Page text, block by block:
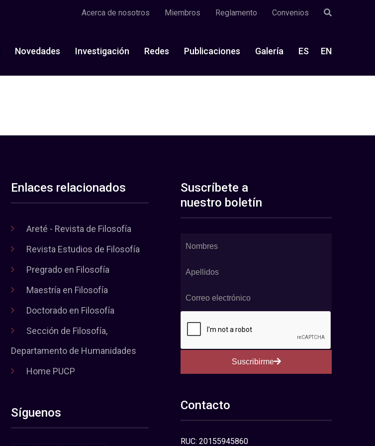
Acerca de nosotros Miembros Reglamento Convenios
Novedades Investigación Redes Publicaciones Galería ES EN
Enlaces relacionados
Areté - Revista de Filosofía
Revista Estudios de Filosofía
Pregrado en Filosofía
Maestría en Filosofía
Doctorado en Filosofía
Sección de Filosofía,
Departamento de Humanidades
Home PUCP
Síguenos
Suscríbete a
nuestro boletín
Suscribirme
Contacto
RUC: 20155945860